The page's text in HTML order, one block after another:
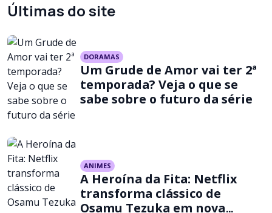
Últimas do site
DORAMAS
Um Grude de Amor vai ter 2ª
temporada? Veja o que se
sabe sobre o futuro da série
ANIMES
A Heroína da Fita: Netflix
transforma clássico de
Osamu Tezuka em nova